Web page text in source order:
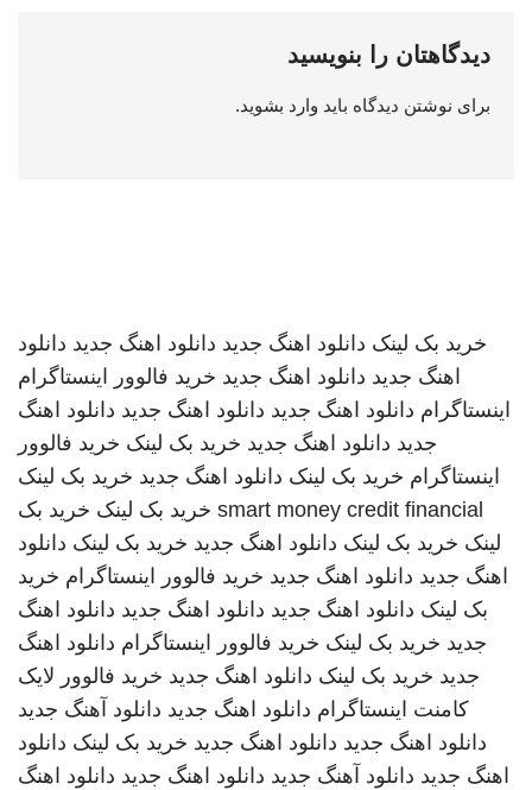
دیدگاهتان را بنویسید
برای نوشتن دیدگاه باید وارد بشوید.
خرید بک لینک دانلود اهنگ جدید دانلود اهنگ جدید دانلود
اهنگ جدید دانلود اهنگ جدید خرید فالوور اینستاگرام
اینستاگرام دانلود اهنگ جدید دانلود اهنگ جدید دانلود اهنگ
جدید دانلود اهنگ جدید خرید بک لینک خرید فالوور
اینستاگرام خرید بک لینک دانلود اهنگ جدید خرید بک لینک
smart money credit financial خرید بک لینک خرید بک
لینک خرید بک لینک دانلود اهنگ جدید خرید بک لینک دانلود
اهنگ جدید دانلود اهنگ جدید خرید فالوور اینستاگرام خرید
بک لینک دانلود اهنگ جدید دانلود اهنگ جدید دانلود اهنگ
جدید خرید بک لینک خرید فالوور اینستاگرام دانلود اهنگ
جدید خرید بک لینک دانلود اهنگ جدید خرید فالوور لایک
کامنت اینستاگرام دانلود اهنگ جدید دانلود آهنگ جدید
دانلود اهنگ جدید دانلود اهنگ جدید خرید بک لینک دانلود
اهنگ جدید دانلود آهنگ جدید دانلود اهنگ جدید دانلود اهنگ